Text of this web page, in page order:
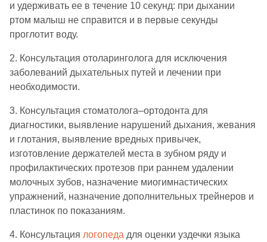
и удерживать ее в течение 10 секунд: при дыхании
ртом малыш не справится и в первые секунды
проглотит воду.
2. Консультация отоларинголога для исключения
заболеваний дыхательных путей и лечении при
необходимости.
3. Консультация стоматолога–ортодонта для
диагностики, выявление нарушений дыхания, жевания
и глотания, выявление вредных привычек,
изготовление держателей места в зубном ряду и
профилактических протезов при раннем удалении
молочных зубов, назначение миогимнастических
упражнений, назначение дополнительных трейнеров и
пластинок по показаниям.
4. Консультация логопеда для оценки уздечки языка